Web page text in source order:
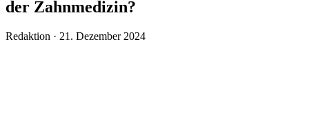
der Zahnmedizin?
Redaktion · Veröffentlicht
21. Dezember 2024